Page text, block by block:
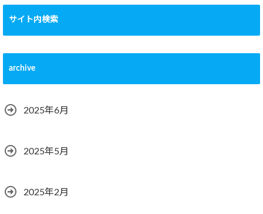
サイト内検索
archive
2025年6月
2025年5月
2025年2月